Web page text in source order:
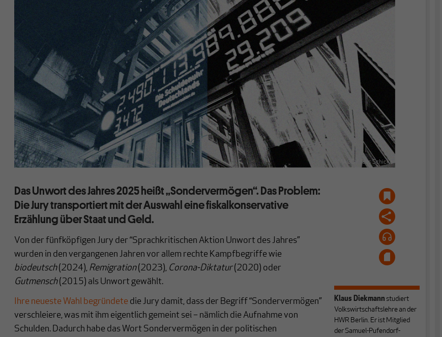
IMAGO / Jens Schicke
Das Unwort des Jahres 2025 heißt „Sondervermögen“. Das Problem:
Die Jury transportiert mit der Auswahl eine fiskalkonservative
Erzählung über Staat und Geld.
Von der fünfköpfigen Jury der “Sprachkritischen Aktion Unwort des Jahres”
wurden in den vergangenen Jahren vor allem rechte Kampfbegriffe wie
biodeutsch(2024), Remigration(2023), Corona-Diktatur(2020) oder
Gutmensch(2015) als Unwort gewählt.
Ihre neueste Wahl begründete die Jury damit, dass der Begriff “Sondervermögen”
verschleiere, was mit ihm eigentlich gemeint sei – nämlich die Aufnahme von
Schulden. Dadurch habe das Wort Sondervermögen in der politischen
Klaus Diekmann studiert
Volkswirtschaftslehre an der
HWR Berlin. Er ist Mitglied
der Samuel-Pufendorf-